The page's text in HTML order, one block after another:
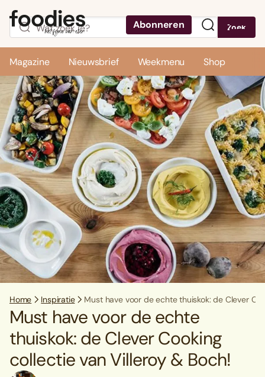
Abonneren Zoek
Magazine Nieuwsbrief Weekmenu Shop
Home Inspiratie Must have voor de echte thuiskok: de Clever
Must have voor de echte
thuiskok: de Clever Cooking
collectie van Villeroy & Boch!